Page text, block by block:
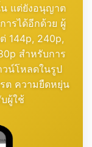
น แต่ยังอนุญาต
ารได้อีกด้วย ผู้
144p, 240p,
สำหรับการ
วน์โหลดในรูป
ต ความยืดหยุ่น
ผู้ใช้